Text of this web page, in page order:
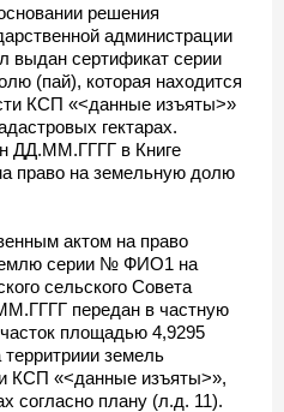
решения
администрации
сертификат серии
(пай), которая находится
КСП «<данные изъяты>»
гектарах.
ДД.ММ.ГГГГ в Книге
право на земельную долю
актом на право
серии № ФИО1 на
сельского Совета
передан в частную
площадью 4,9295
земель
КСП «<данные изъяты>»,
согласно плану (л.д. 11).